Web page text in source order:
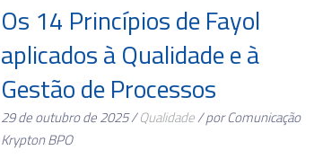
Os 14 Princípios de Fayol
aplicados à Qualidade e à
Gestão de Processos
29 de outubro de 2025 /Qualidade/ por Comunicação
Krypton BPO